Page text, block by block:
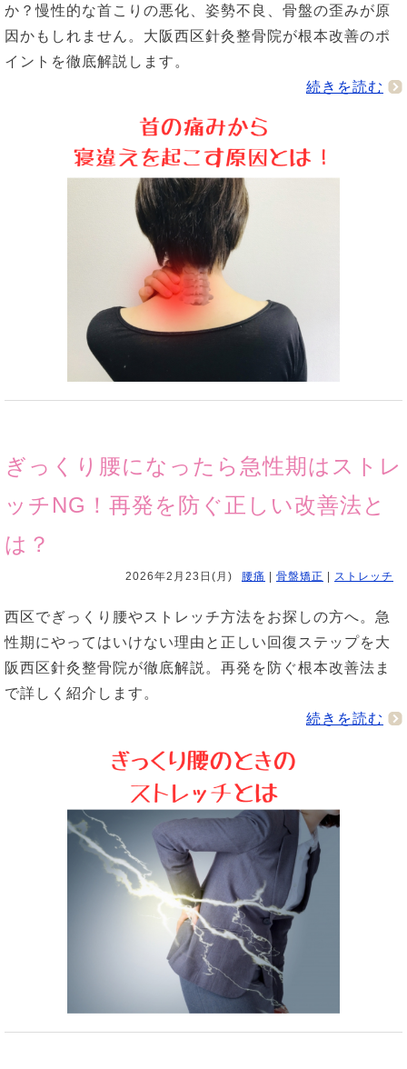
か？慢性的な首こりの悪化、姿勢不良、骨盤の歪みが原
因かもしれません。大阪西区針灸整骨院が根本改善のポ
イントを徹底解説します。
続きを読む
ぎっくり腰になったら急性期はストレ
ッチNG！再発を防ぐ正しい改善法と
は？
2026年2月23日(月) 腰痛 骨盤矯正 ストレッチ
西区でぎっくり腰やストレッチ方法をお探しの方へ。急
性期にやってはいけない理由と正しい回復ステップを大
阪西区針灸整骨院が徹底解説。再発を防ぐ根本改善法ま
で詳しく紹介します。
続きを読む